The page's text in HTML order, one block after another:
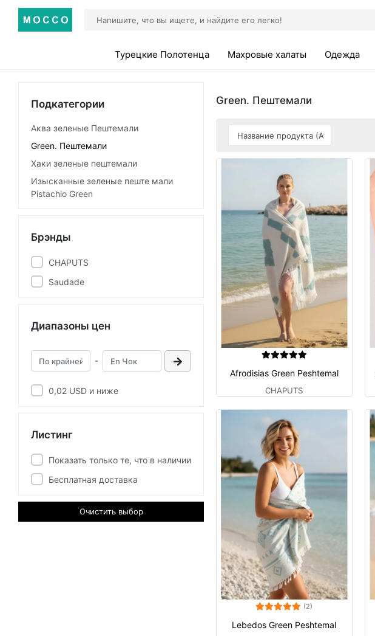
Турецкие Полотенца Махровые халаты Одежда
Подкатегории
Аква зеленые Пештемали
Green. Пештемали
Хаки зеленые пештемали
Изысканные зеленые пеште мали
Pistachio Green
Брэнды
CHAPUTS
Saudade
Диапазоны цен
-
0,02 USD и ниже
Листинг
Показать только те, что в наличии
Бесплатная доставка
Очистить выбор
Green. Пештемали
Afrodisias Green Peshtemal
CHAPUTS
(2)
Lebedos Green Peshtemal